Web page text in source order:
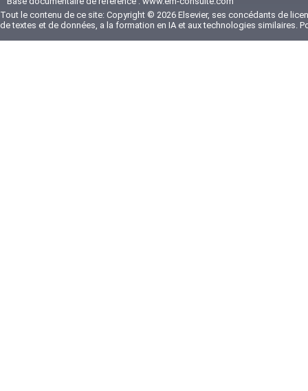
Tout le contenu de ce site: Copyright © 2026 Elsevier, ses concédants de
de textes et de données, a la formation en IA et aux technologies similaires.